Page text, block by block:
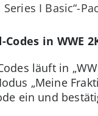
I Basic“-
in WWE
läuft in
„Meine
ein und